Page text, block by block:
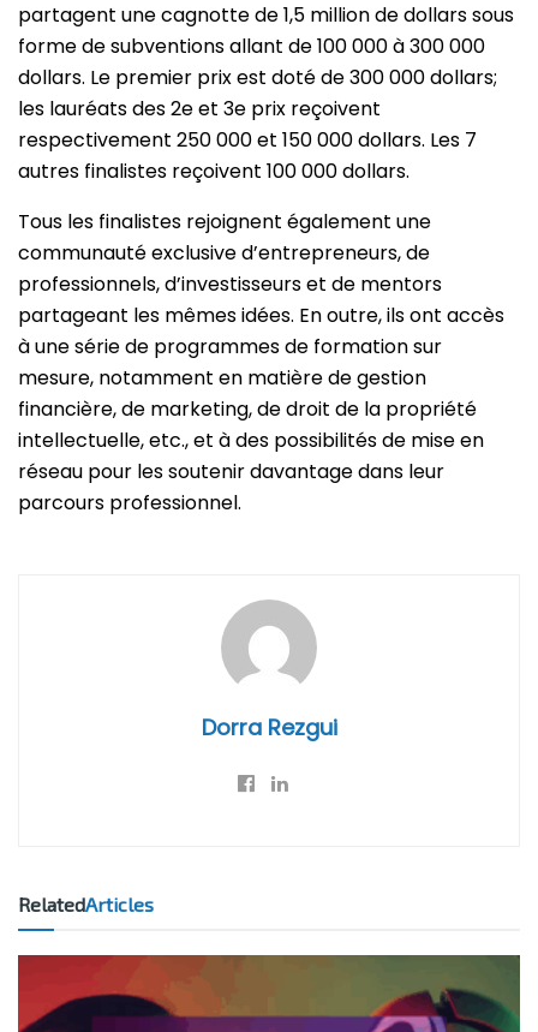
partagent une cagnotte de 1,5 million de dollars sous
forme de subventions allant de 100 000 à 300 000
dollars. Le premier prix est doté de 300 000 dollars;
les lauréats des 2e et 3e prix reçoivent
respectivement 250 000 et 150 000 dollars. Les 7
autres finalistes reçoivent 100 000 dollars.
Tous les finalistes rejoignent également une
communauté exclusive d’entrepreneurs, de
professionnels, d’investisseurs et de mentors
partageant les mêmes idées. En outre, ils ont accès
à une série de programmes de formation sur
mesure, notamment en matière de gestion
financière, de marketing, de droit de la propriété
intellectuelle, etc., et à des possibilités de mise en
réseau pour les soutenir davantage dans leur
parcours professionnel.
Dorra Rezgui
RelatedArticles